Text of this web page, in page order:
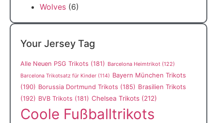
Wolves (6)
Your Jersey Tag
Alle Neuen PSG Trikots (181) Barcelona Heimtrikot (122)
Barcelona Trikotsatz für Kinder (114) Bayern München Trikots
(190) Borussia Dortmund Trikots (185) Brasilien Trikots
(192) BVB Trikots (181) Chelsea Trikots (212)
Coole Fußballtrikots